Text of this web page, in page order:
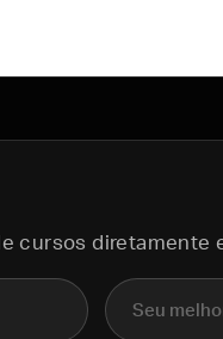
cursos diretamente
E-mail